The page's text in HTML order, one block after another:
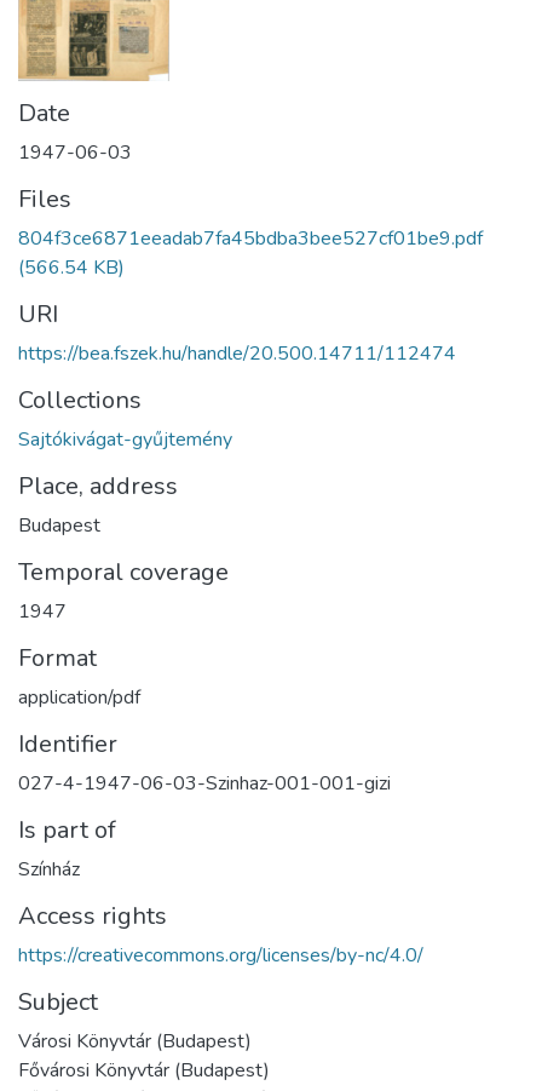
Date
1947-06-03
Files
804f3ce6871eeadab7fa45bdba3bee527cf01be9.pdf
(566.54 KB)
URI
https://bea.fszek.hu/handle/20.500.14711/112474
Collections
Sajtókivágat-gyűjtemény
Place, address
Budapest
Temporal coverage
1947
Format
application/pdf
Identifier
027-4-1947-06-03-Szinhaz-001-001-gizi
Is part of
Színház
Access rights
https://creativecommons.org/licenses/by-nc/4.0/
Subject
Városi Könyvtár (Budapest)
Fővárosi Könyvtár (Budapest)